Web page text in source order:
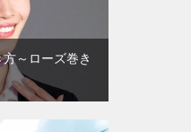
～ローズ巻き